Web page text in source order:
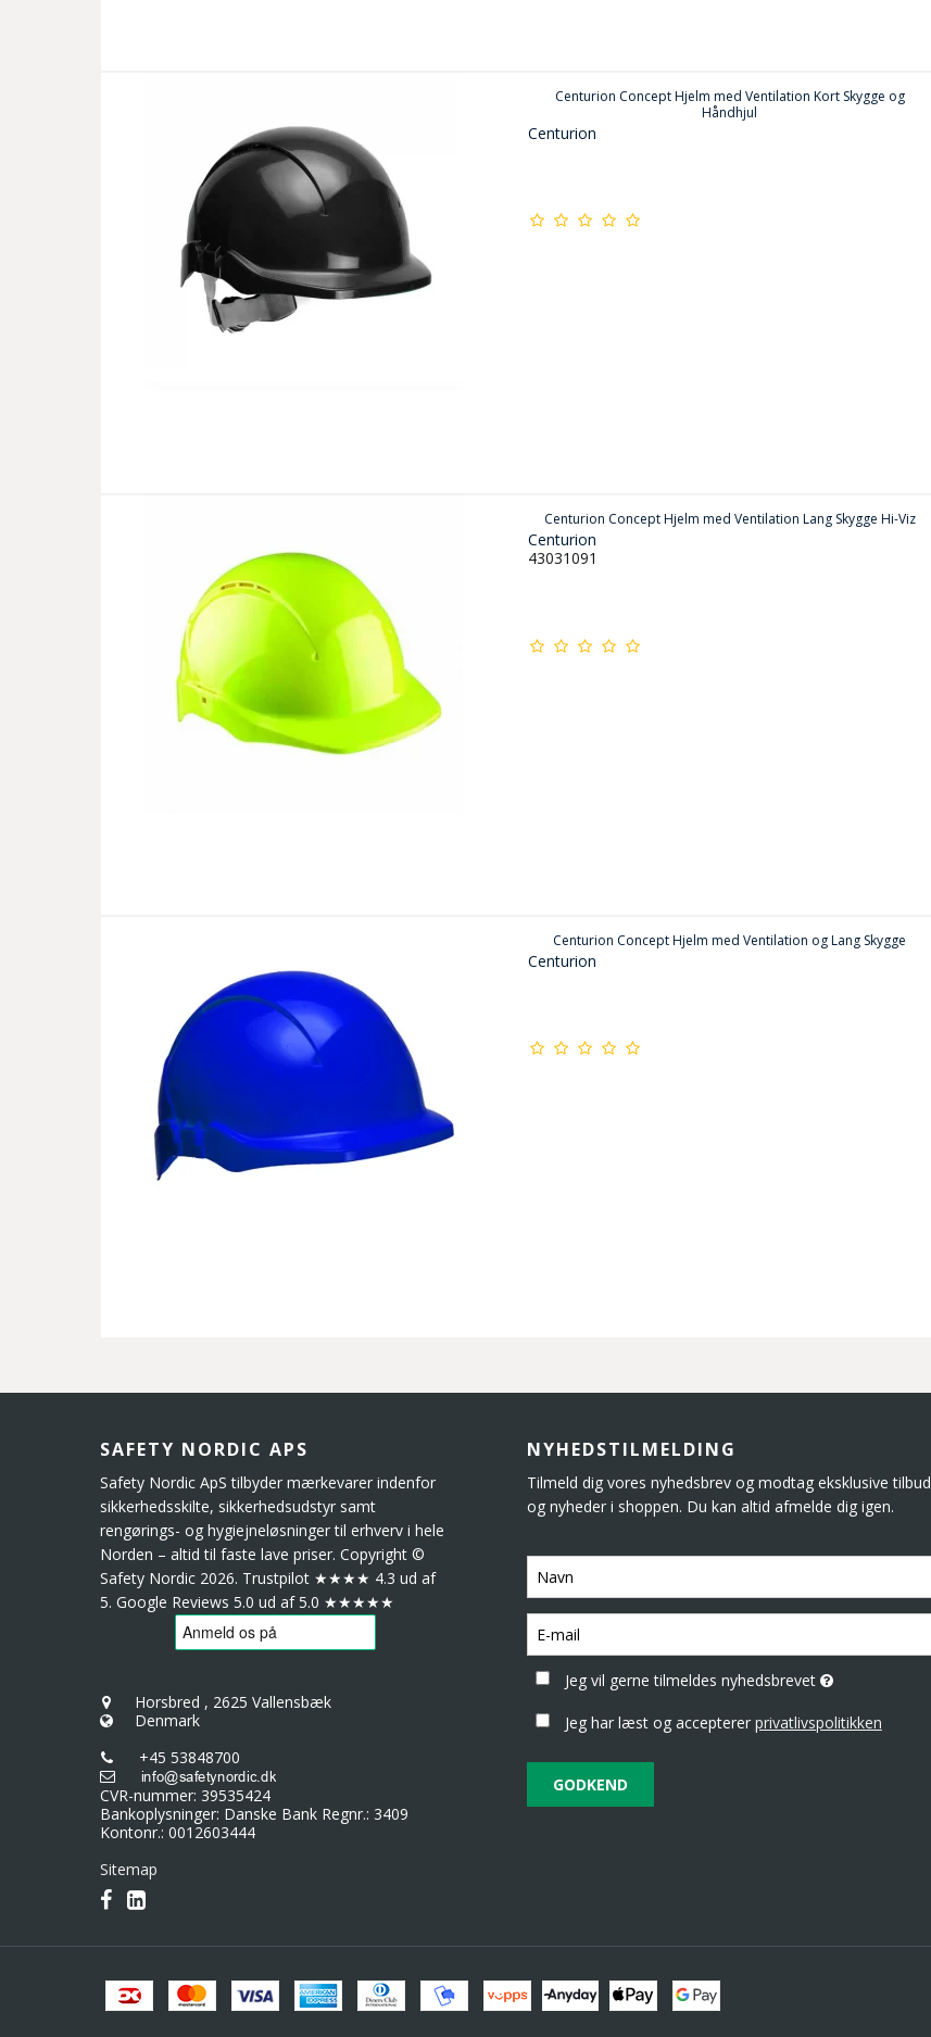
Centurion Concept Hjelm med Ventilation Kort Skygge og
Håndhjul
Centurion
Centurion Concept Hjelm med Ventilation Lang Skygge Hi-Viz
Centurion
43031091
Centurion Concept Hjelm med Ventilation og Lang Skygge
Centurion
SAFETY NORDIC APS
Safety Nordic ApS tilbyder mærkevarer indenfor
sikkerhedsskilte, sikkerhedsudstyr samt
rengørings- og hygiejneløsninger til erhverv i hele
Norden – altid til faste lave priser. Copyright ©
Safety Nordic 2026. Trustpilot ★★★★ 4.3 ud af
5. Google Reviews 5.0 ud af 5.0 ★★★★★
Horsbred , 2625 Vallensbæk
Denmark
+45 53848700
CVR-nummer: 39535424
Bankoplysninger: Danske Bank Regnr.: 3409
Kontonr.: 0012603444
Sitemap
NYHEDSTILMELDING
Tilmeld dig vores nyhedsbrev og modtag eksklusive tilbud
og nyheder i shoppen. Du kan altid afmelde dig igen.
Jeg vil gerne tilmeldes nyhedsbrevet
Jeg har læst og accepterer privatlivspolitikken
GODKEND